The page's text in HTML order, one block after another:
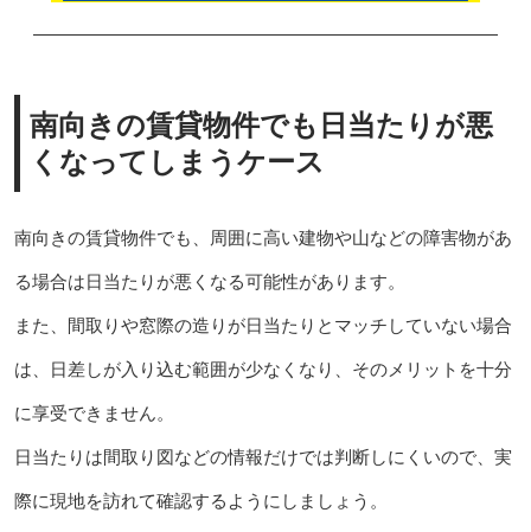
南向きの賃貸物件でも日当たりが悪
くなってしまうケース
南向きの賃貸物件でも、周囲に高い建物や山などの障害物があ
る場合は日当たりが悪くなる可能性があります。
また、間取りや窓際の造りが日当たりとマッチしていない場合
は、日差しが入り込む範囲が少なくなり、そのメリットを十分
に享受できません。
日当たりは間取り図などの情報だけでは判断しにくいので、実
際に現地を訪れて確認するようにしましょう。